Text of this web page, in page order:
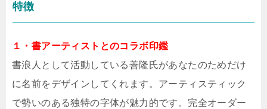
特徴
１・書アーティストとのコラボ印鑑
書浪人として活動している善隆氏があなたのためだけ
に名前をデザインしてくれます。アーティスティック
で勢いのある独特の字体が魅力的です。完全オーダー